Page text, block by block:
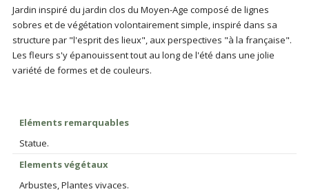
Jardin inspiré du jardin clos du Moyen-Age composé de lignes
sobres et de végétation volontairement simple, inspiré dans sa
structure par "l'esprit des lieux", aux perspectives "à la française".
Les fleurs s'y épanouissent tout au long de l'été dans une jolie
variété de formes et de couleurs.
Eléments remarquables
Statue.
Elements végétaux
Arbustes, Plantes vivaces.